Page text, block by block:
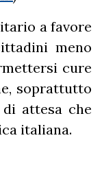
a favore
meno
cure
soprattutto
attesa che
italiana.